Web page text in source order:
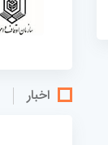
اخبار